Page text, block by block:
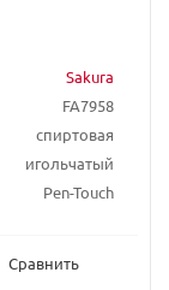
Sakura
FA7958
спиртовая
игольчатый
Pen-Touch
Сравнить